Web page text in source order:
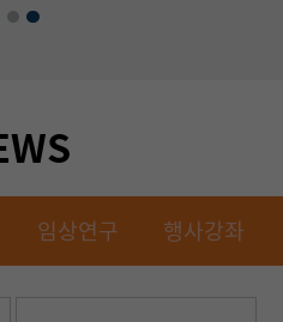
임상연구 행사강좌